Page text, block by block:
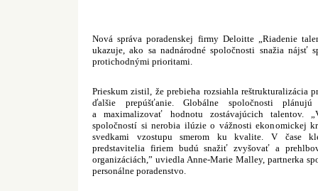
Nová správa poradenskej firmy Deloitte „Riadenie
ukazuje, ako sa nadnárodné spoločnosti snažia nájsť
protichodnými prioritami.
Prieskum zistil, že prebieha rozsiahla reštrukturalizácia
ďalšie prepúšťanie. Globálne spoločnosti
a maximalizovať hodnotu zostávajúcich talentov.
spoločností si nerobia ilúzie o vážnosti ekonomickej
svedkami vzostupu smerom ku kvalite. V čase
predstavitelia firiem budú snažiť zvyšovať a
organizáciách,” uviedla Anne-Marie Malley, partnerka
personálne poradenstvo.